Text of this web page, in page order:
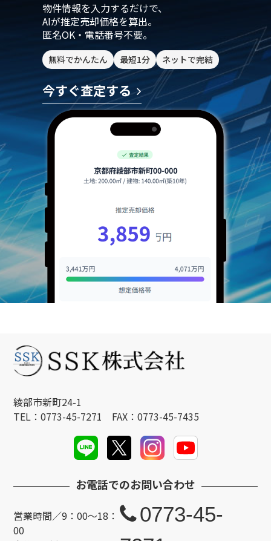
物件情報を入力するだけで、
AIが推定売却価格を算出。
匿名OK・電話番号不要。
無料でかんたん 最短1分 ネットで完結
今すぐ査定する
綾部市新町24-1
TEL：0773-45-7271 FAX：0773-45-7435
お電話でのお問い合わせ
営業時間／9：00～18：
00
0773-45-